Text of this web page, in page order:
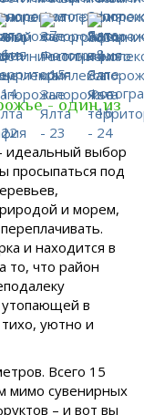
- один из
идеальный выбор
просыпаться под
и морем,
и находится в
то, что район
утопающей в
уютно и
Всего 15
мимо сувенирных
– и вот вы